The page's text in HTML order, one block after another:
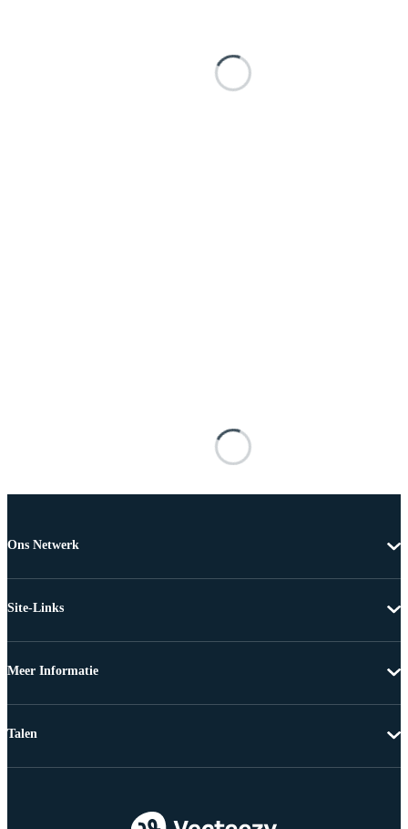
Ons Netwerk
Site-Links
Meer Informatie
Talen